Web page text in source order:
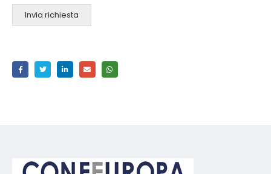
Invia richiesta